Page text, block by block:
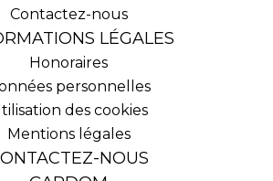
Contactez-nous
LÉGALES
Honoraires
personnelles
des cookies
Mentions légales
NOUS